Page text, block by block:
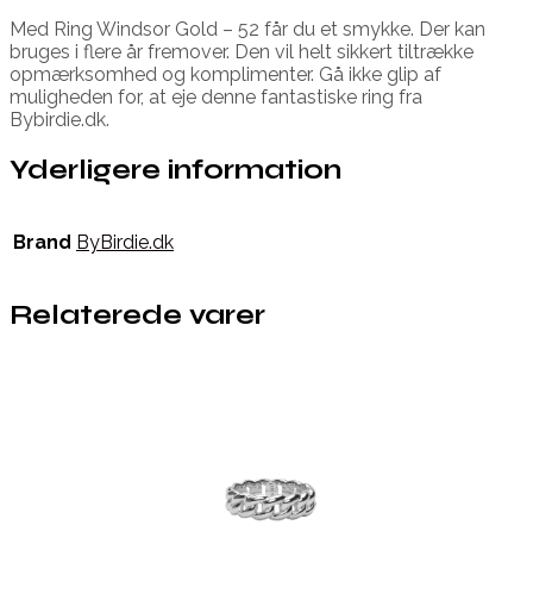
Med Ring Windsor Gold – 52 får du et smykke. Der kan
bruges i flere år fremover. Den vil helt sikkert tiltrække
opmærksomhed og komplimenter. Gå ikke glip af
muligheden for, at eje denne fantastiske ring fra
Bybirdie.dk.
Yderligere information
Brand ByBirdie.dk
Relaterede varer